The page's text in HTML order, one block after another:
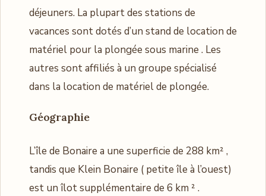
déjeuners. La plupart des stations de
vacances sont dotés d’un stand de location de
matériel pour la plongée sous marine . Les
autres sont affiliés à un groupe spécialisé
dans la location de matériel de plongée.
Géographie
L’île de Bonaire a une superficie de 288 km² ,
tandis que Klein Bonaire ( petite île à l’ouest)
est un îlot supplémentaire de 6 km ² .